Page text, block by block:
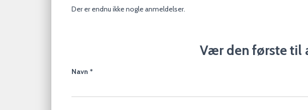
Der er endnu ikke nogle anmeldelser.
Vær den første til
Navn *